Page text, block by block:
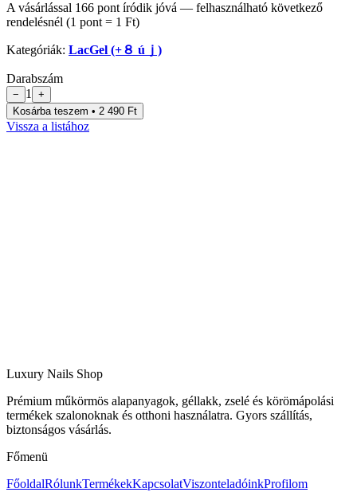
A vásárlással 166 pont íródik jóvá — felhasználható következő
rendelésnél (1 pont = 1 Ft)
Kategóriák: LacGel (+８ úｊ)
Darabszám
− 1
+
Kosárba teszem • 2 490 Ft
Vissza a listához
Luxury Nails Shop
Prémium műkörmös alapanyagok, géllakk, zselé és körömápolási
termékek szalonoknak és otthoni használatra. Gyors szállítás,
biztonságos vásárlás.
Főmenü
FőoldalRólunkTermékekKapcsolatViszonteladóinkProfilom